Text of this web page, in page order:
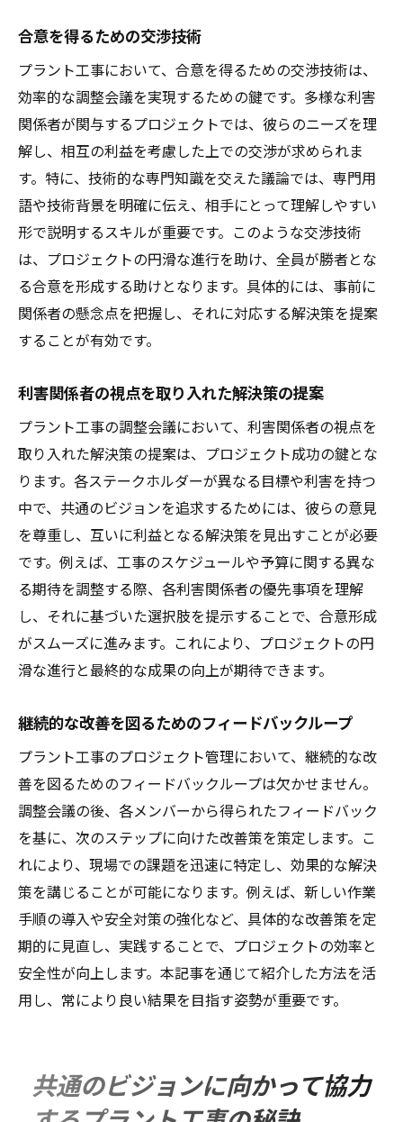
合意を得るための交渉技術
プラント工事において、合意を得るための交渉技術は、
効率的な調整会議を実現するための鍵です。多様な利害
関係者が関与するプロジェクトでは、彼らのニーズを理
解し、相互の利益を考慮した上での交渉が求められま
す。特に、技術的な専門知識を交えた議論では、専門用
語や技術背景を明確に伝え、相手にとって理解しやすい
形で説明するスキルが重要です。このような交渉技術
は、プロジェクトの円滑な進行を助け、全員が勝者とな
る合意を形成する助けとなります。具体的には、事前に
関係者の懸念点を把握し、それに対応する解決策を提案
することが有効です。
利害関係者の視点を取り入れた解決策の提案
プラント工事の調整会議において、利害関係者の視点を
取り入れた解決策の提案は、プロジェクト成功の鍵とな
ります。各ステークホルダーが異なる目標や利害を持つ
中で、共通のビジョンを追求するためには、彼らの意見
を尊重し、互いに利益となる解決策を見出すことが必要
です。例えば、工事のスケジュールや予算に関する異な
る期待を調整する際、各利害関係者の優先事項を理解
し、それに基づいた選択肢を提示することで、合意形成
がスムーズに進みます。これにより、プロジェクトの円
滑な進行と最終的な成果の向上が期待できます。
継続的な改善を図るためのフィードバックループ
プラント工事のプロジェクト管理において、継続的な改
善を図るためのフィードバックループは欠かせません。
調整会議の後、各メンバーから得られたフィードバック
を基に、次のステップに向けた改善策を策定します。こ
れにより、現場での課題を迅速に特定し、効果的な解決
策を講じることが可能になります。例えば、新しい作業
手順の導入や安全対策の強化など、具体的な改善策を定
期的に見直し、実践することで、プロジェクトの効率と
安全性が向上します。本記事を通じて紹介した方法を活
用し、常により良い結果を目指す姿勢が重要です。
共通のビジョンに向かって協力